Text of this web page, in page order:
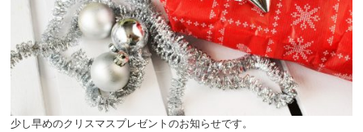
少し早めのクリスマスプレゼントのお知らせです。